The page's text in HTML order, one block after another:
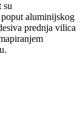
su
aluminijskog
prednja vilica